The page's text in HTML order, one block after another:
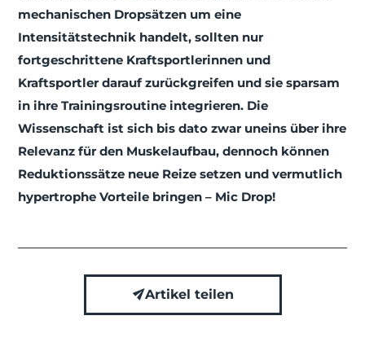
mechanischen Dropsätzen um eine
Intensitätstechnik handelt, sollten nur
fortgeschrittene Kraftsportlerinnen und
Kraftsportler darauf zurückgreifen und sie sparsam
in ihre Trainingsroutine integrieren. Die
Wissenschaft ist sich bis dato zwar uneins über ihre
Relevanz für den Muskelaufbau, dennoch können
Reduktionssätze neue Reize setzen und vermutlich
hypertrophe Vorteile bringen – Mic Drop!
Artikel teilen